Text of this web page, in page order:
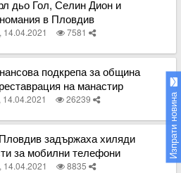
дьо Гол, Селин Дион и
в Пловдив
14.04.2021 7581
подкрепа за община
на манастир
14.04.2021 26239
задържаха хиляди
за мобилни телефони
14.04.2021 8835
Изпрати новина